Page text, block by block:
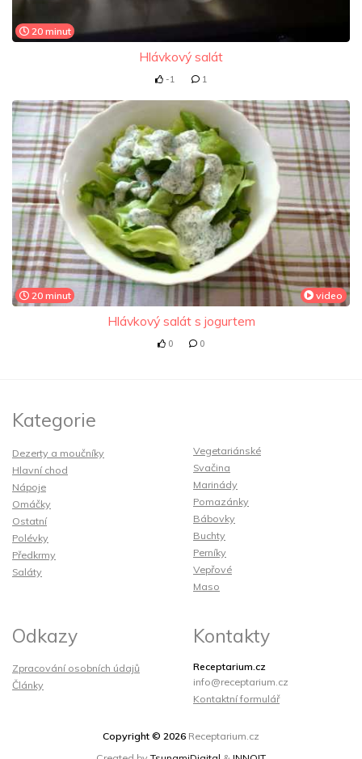
20 minut
Hlávkový salát
-1 1
20 minut video
Hlávkový salát s jogurtem
0 0
Kategorie
Dezerty a moučníky
Hlavní chod
Nápoje
Omáčky
Ostatní
Polévky
Předkrmy
Saláty
Vegetariánské
Svačina
Marinády
Pomazánky
Bábovky
Buchty
Perníky
Vepřové
Maso
Odkazy
Zpracování osobních údajů
Články
Kontakty
Receptarium.cz
info@receptarium.cz
Kontaktní formulář
Copyright © 2026 Receptarium.cz